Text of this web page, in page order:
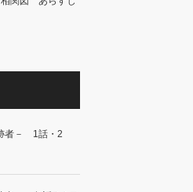
者－ 1話・2